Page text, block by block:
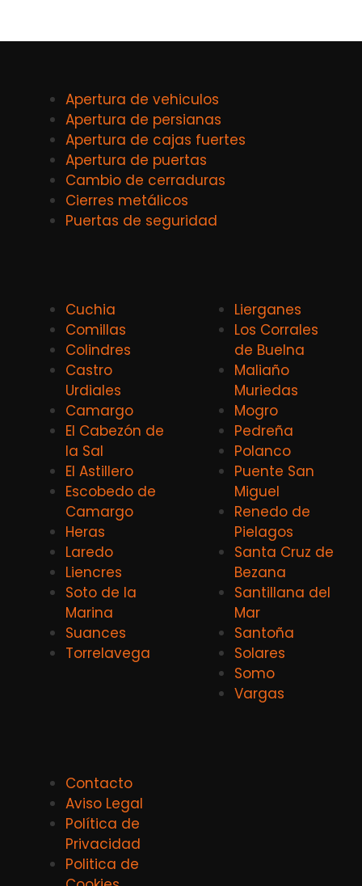
Apertura de vehiculos
Apertura de persianas
Apertura de cajas fuertes
Apertura de puertas
Cambio de cerraduras
Cierres metálicos
Puertas de seguridad
Cuchia
Comillas
Colindres
Castro
Urdiales
Camargo
El Cabezón de
la Sal
El Astillero
Escobedo de
Camargo
Heras
Laredo
Liencres
Soto de la
Marina
Suances
Torrelavega
Lierganes
Los Corrales
de Buelna
Maliaño
Muriedas
Mogro
Pedreña
Polanco
Puente San
Miguel
Renedo de
Pielagos
Santa Cruz de
Bezana
Santillana del
Mar
Santoña
Solares
Somo
Vargas
Contacto
Aviso Legal
Política de
Privacidad
Politica de